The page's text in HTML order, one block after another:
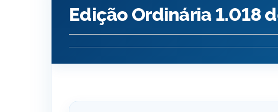
Edição Ordinária 1.018